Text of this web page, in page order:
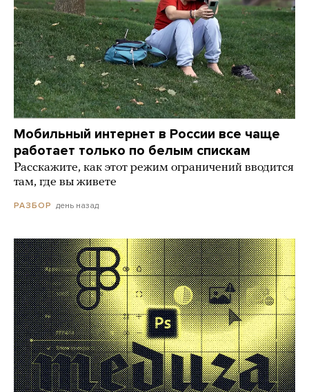
Мобильный интернет в России все чаще
работает только по белым спискам
Расскажите, как этот режим ограничений вводится
там, где вы живете
РАЗБОР день назад